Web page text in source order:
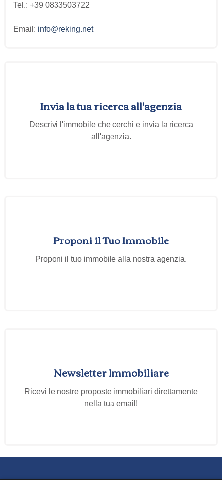
Tel.: +39 0833503722
Email: info@reking.net
Invia la tua ricerca all'agenzia
Descrivi l'immobile che cerchi e invia la ricerca
all'agenzia.
Proponi il Tuo Immobile
Proponi il tuo immobile alla nostra agenzia.
Newsletter Immobiliare
Ricevi le nostre proposte immobiliari direttamente
nella tua email!